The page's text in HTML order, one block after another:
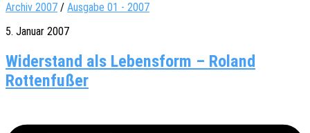
Archiv 2007 / Ausgabe 01 - 2007
5. Januar 2007
Widerstand als Lebensform – Roland
Rottenfußer